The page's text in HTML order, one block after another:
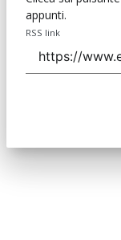
appunti.
RSS link